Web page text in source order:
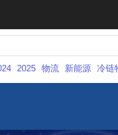
2025 物流 新能源 冷链